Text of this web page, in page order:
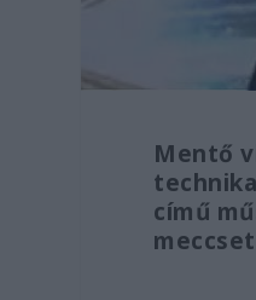
Mentő
című